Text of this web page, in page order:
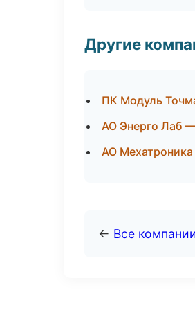
Другие
ПК Модуль
АО Энерго Лаб
АО
← Все